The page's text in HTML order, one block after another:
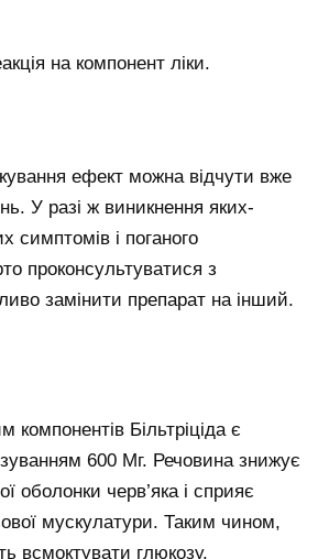
на компонент ліки.
ефект можна відчути вже
У разі ж виникнення яких-
симптомів і поганого
проконсультуватися з
замінити препарат на інший.
Більтріціда є
600 Мг. Речовина знижує
оболонки черв’яка і сприяє
мускулатури. Таким чином,
всмоктувати глюкозу,